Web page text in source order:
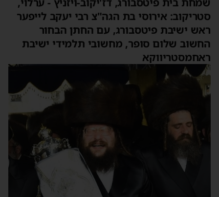
סטריקוב: אירוסי בת הגה"צ רבי יעקב לייפער
ראש ישיבת פיטסבורג, עם החתן הבחור
החשוב שלום סופר, מחשובי תלמידי ישיבת
ראחמסטריווקא